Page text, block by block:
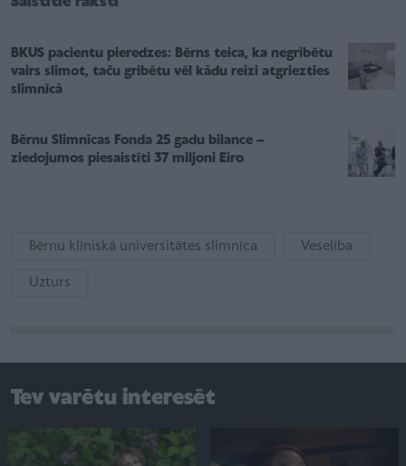
BKUS pacientu pieredzes: Bērns teica, ka negribētu
vairs slimot, taču gribētu vēl kādu reizi atgriezties
slimnīcā
Bērnu Slimnīcas Fonda 25 gadu bilance –
ziedojumos piesaistīti 37 miljoni Eiro
Bērnu klīniskā universitātes slimnīca Veselība
Uzturs
Tev varētu interesēt